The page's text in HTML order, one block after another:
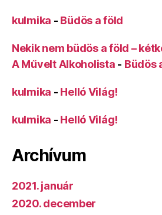
kulmika - Büdös a föld
Nekik nem büdös a föld –
A Művelt Alkoholista - Büdös
kulmika - Helló Világ!
kulmika - Helló Világ!
Archívum
2021. január
2020. december